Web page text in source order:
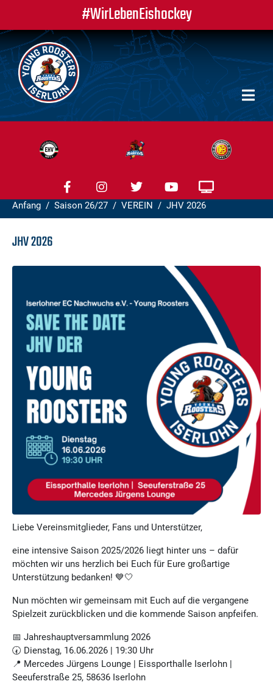
#WirLebenEishockey
Anfang Saison 26/27 VEREIN JHV 2026
JHV 2026
Liebe Vereinsmitglieder, Fans und Unterstützer,
eine intensive Saison 2025/2026 liegt hinter uns – dafür
möchten wir uns herzlich bei Euch für Eure großartige
Unterstützung bedanken! 💙🤍
Nun möchten wir gemeinsam mit Euch auf die vergangene
Spielzeit zurückblicken und die kommende Saison anpfeifen.
📅 Jahreshauptversammlung 2026
🕢 Dienstag, 16.06.2026 | 19:30 Uhr
📍 Mercedes Jürgens Lounge | Eissporthalle Iserlohn |
Seeuferstraße 25, 58636 Iserlohn